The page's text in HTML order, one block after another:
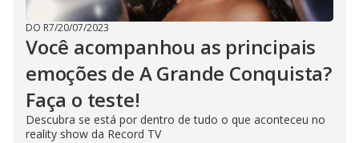
DO R7/20/07/2023
Você acompanhou as principais
emoções de A Grande Conquista?
Faça o teste!
Descubra se está por dentro de tudo o que aconteceu no
reality show da Record TV